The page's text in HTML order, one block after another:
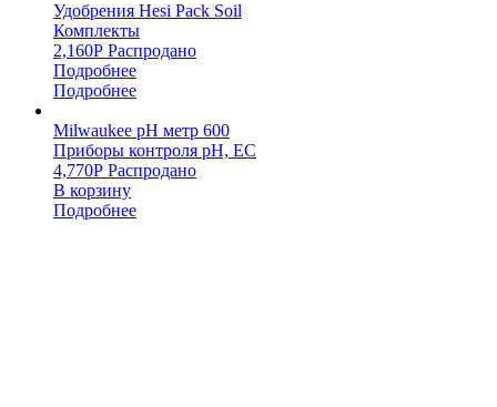
Удобрения Hesi Pack Soil
Комплекты
2,160Р Распродано
Подробнее
Подробнее
Milwaukee pH метр 600
Приборы контроля pH, EC
4,770Р Распродано
В корзину
Подробнее